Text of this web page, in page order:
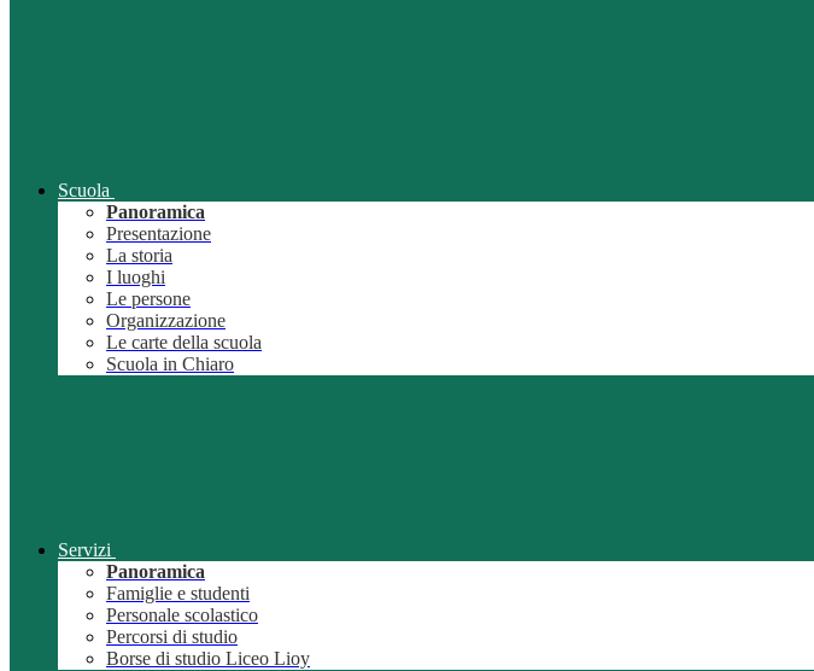
Scuola
Panoramica
Presentazione
La storia
I luoghi
Le persone
Organizzazione
Le carte della scuola
Scuola in Chiaro
Servizi
Panoramica
Famiglie e studenti
Personale scolastico
Percorsi di studio
Borse di studio Liceo Lioy